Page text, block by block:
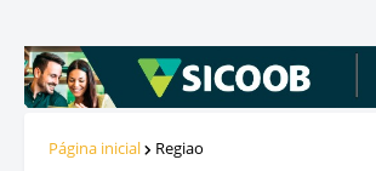
Página inicial Regiao